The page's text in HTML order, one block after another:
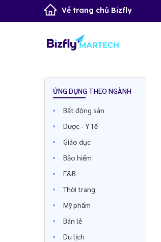
Về trang chủ Bizfly
ỨNG DỤNG THEO NGÀNH
Bất động sản
Dược - Y Tế
Giáo dục
Bảo hiểm
F&B
Thời trang
Mỹ phẩm
Bán lẻ
Du lịch